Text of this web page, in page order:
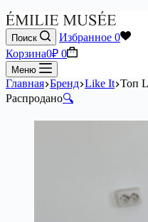
Поиск Избранное 0
Корзина0₽ 0
Меню
Главная Бренд Like It Топ
Распродано🔍